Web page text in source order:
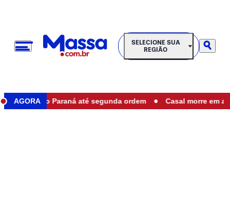
SELECIONE SUA REGIÃO
SELECIONE SUA
REGIÃO
AGORA
no Paraná até segunda ordem • Casal morre em